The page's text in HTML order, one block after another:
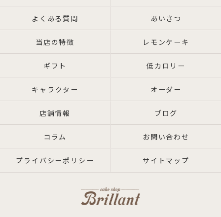
よくある質問 あいさつ
当店の特徴 レモンケーキ
ギフト 低カロリー
キャラクター オーダー
店舗情報 ブログ
コラム お問い合わせ
プライバシーポリシー サイトマップ